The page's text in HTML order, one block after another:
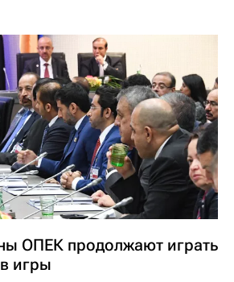
ОПЕК продолжают играть
игры